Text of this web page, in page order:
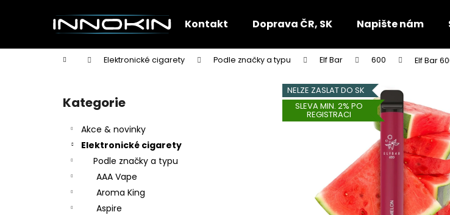
Kontakt Doprava ČR, SK Napište nám
Domů Elektronické cigarety Podle značky a typu Elf Bar 600 Elf Bar
Přeskočit
kategorie
Kategorie
Akce & novinky
Elektronické cigarety
Podle značky a typu
AAA Vape
Aroma King
Aspire
NELZE ZASLAT DO SK
SLEVA MIN. 2% PO
REGISTRACI
í
Zpět
do
Zpět
do
Co potřebujete najít?
Doporučujeme